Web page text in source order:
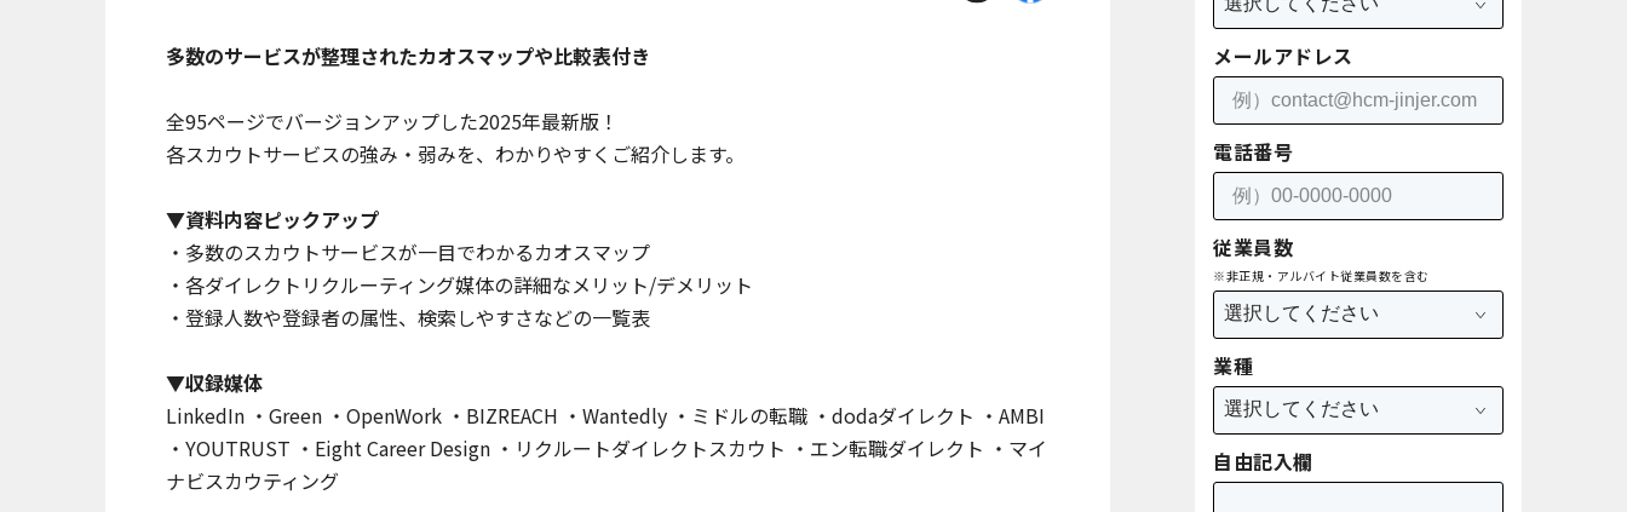
多数のサービスが整理されたカオスマップや比較表付き
全95ページでバージョンアップした2025年最新版！
各スカウトサービスの強み・弱みを、わかりやすくご紹介します。
▼資料内容ピックアップ
・多数のスカウトサービスが一目でわかるカオスマップ
・各ダイレクトリクルーティング媒体の詳細なメリット/デメリット
・登録人数や登録者の属性、検索しやすさなどの一覧表
▼収録媒体
LinkedIn ・Green ・OpenWork ・BIZREACH ・Wantedly ・ミドルの転職 ・dodaダイレクト ・AMBI
・YOUTRUST ・Eight Career Design ・リクルートダイレクトスカウト ・エン転職ダイレクト ・マイ
ナビスカウティング
メールアドレス
電話番号
従業員数
※非正規・アルバイト従業員数を含む
業種
自由記入欄